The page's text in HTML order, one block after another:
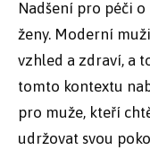
Nadšení pro péči
ženy. Moderní
vzhled a zdraví, a
tomto kontextu
pro muže, kteří
udržovat svou